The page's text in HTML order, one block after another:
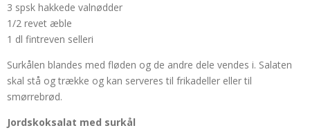
3 spsk hakkede valnødder
1/2 revet æble
1 dl fintreven selleri
Surkålen blandes med fløden og de andre dele vendes i. Salaten
skal stå og trække og kan serveres til frikadeller eller til
smørrebrød.
Jordskoksalat med surkål